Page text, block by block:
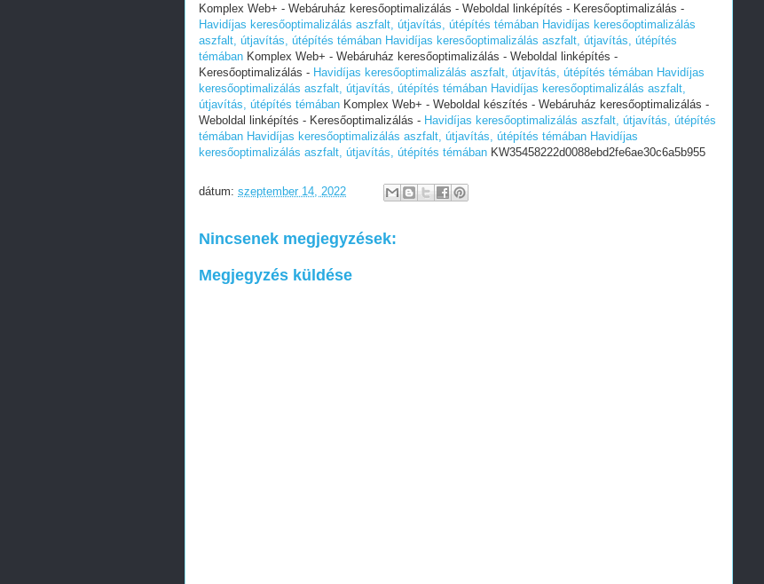
Komplex Web+ - Webáruház keresőoptimalizálás - Weboldal linképítés - Keresőoptimalizálás -
Havidíjas keresőoptimalizálás aszfalt, útjavítás, útépítés témában Havidíjas keresőoptimalizálás
aszfalt, útjavítás, útépítés témában Havidíjas keresőoptimalizálás aszfalt, útjavítás, útépítés
témában Komplex Web+ - Webáruház keresőoptimalizálás - Weboldal linképítés -
Keresőoptimalizálás - Havidíjas keresőoptimalizálás aszfalt, útjavítás, útépítés témában Havidíjas
keresőoptimalizálás aszfalt, útjavítás, útépítés témában Havidíjas keresőoptimalizálás aszfalt,
útjavítás, útépítés témában Komplex Web+ - Weboldal készítés - Webáruház keresőoptimalizálás -
Weboldal linképítés - Keresőoptimalizálás - Havidíjas keresőoptimalizálás aszfalt, útjavítás, útépítés
témában Havidíjas keresőoptimalizálás aszfalt, útjavítás, útépítés témában Havidíjas
keresőoptimalizálás aszfalt, útjavítás, útépítés témában KW35458222d0088ebd2fe6ae30c6a5b955
dátum: szeptember 14, 2022
Nincsenek megjegyzések:
Megjegyzés küldése